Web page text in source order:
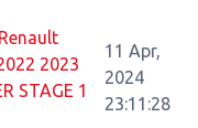
2023
STAGE 1
11 Apr,
2024
23:11:28